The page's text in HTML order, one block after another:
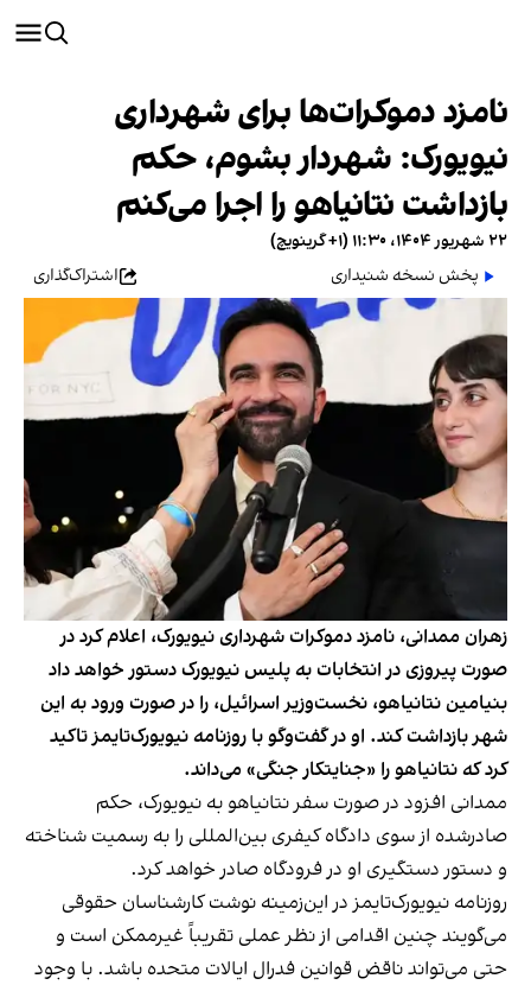
نامزد دموکرات‌ها برای شهرداری
نیویورک: شهردار بشوم، حکم
بازداشت نتانیاهو را اجرا می‌کنم
۲۲ شهریور ۱۴۰۴، ۱۱:۳۰ (‎+۱ گرینویچ)
پخش نسخه شنیداری
اشتراک‌گذاری
زهران ممدانی، نامزد دموکرات شهرداری نیویورک، اعلام کرد در
صورت پیروزی در انتخابات به پلیس نیویورک دستور خواهد داد
بنیامین نتانیاهو، نخست‌وزیر اسرائیل، را در صورت ورود به این
شهر بازداشت کند. او در گفت‌وگو با روزنامه نیویورک‌تایمز تاکید
کرد که نتانیاهو را «جنایتکار جنگی» می‌داند.
ممدانی افزود در صورت سفر نتانیاهو به نیویورک، حکم
صادرشده از سوی دادگاه کیفری بین‌المللی را به رسمیت شناخته
و دستور دستگیری او در فرودگاه صادر خواهد کرد.
روزنامه نیویورک‌تایمز در این‌زمینه نوشت کارشناسان حقوقی
می‌گویند چنین اقدامی از نظر عملی تقریباً غیرممکن است و
حتی می‌تواند ناقض قوانین فدرال ایالات متحده باشد. با وجود